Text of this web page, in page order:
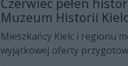
Muzeum Historii Kielc
Mieszkańcy Kielc i regionu
wyjątkowej oferty